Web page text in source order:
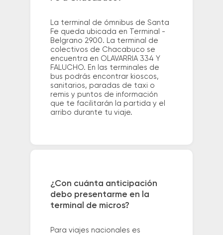
La terminal de ómnibus de Santa
Fe queda ubicada en Terminal -
Belgrano 2900. La terminal de
colectivos de Chacabuco se
encuentra en OLAVARRIA 334 Y
FALUCHO. En las terminales de
bus podrás encontrar kioscos,
sanitarios, paradas de taxi o
remis y puntos de información
que te facilitarán la partida y el
arribo durante tu viaje.
¿Con cuánta anticipación
debo presentarme en la
terminal de micros?
Para viajes nacionales es